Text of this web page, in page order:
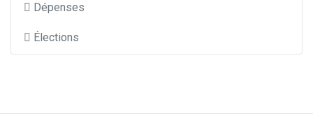
Dépenses
Élections